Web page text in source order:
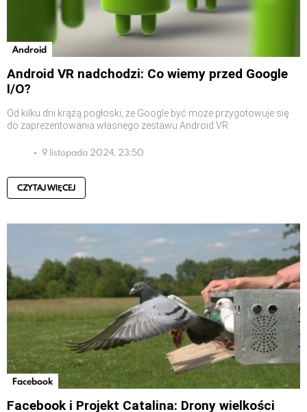
Android
Android VR nadchodzi: Co wiemy przed Google
I/O?
Od kilku dni krążą pogłoski, że Google być może przygotowuje się
do zaprezentowania własnego zestawu Android VR
9 listopada 2024, 23:50
CZYTAJ WIĘCEJ
Facebook
Facebook i Projekt Catalina: Drony wielkości